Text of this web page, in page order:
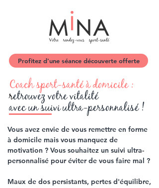
Profitez d'une séance découverte offerte
Coach sport-santé à domicile :
retrouvez votre vitalité
avec un suivi ultra-personnalisé !
Vous avez envie de vous remettre en forme
à domicile mais vous manquez de
motivation ? Vous souhaitez un suivi ultra-
personnalisé pour éviter de vous faire mal ?
Maux de dos persistants, pertes d'équilibre,